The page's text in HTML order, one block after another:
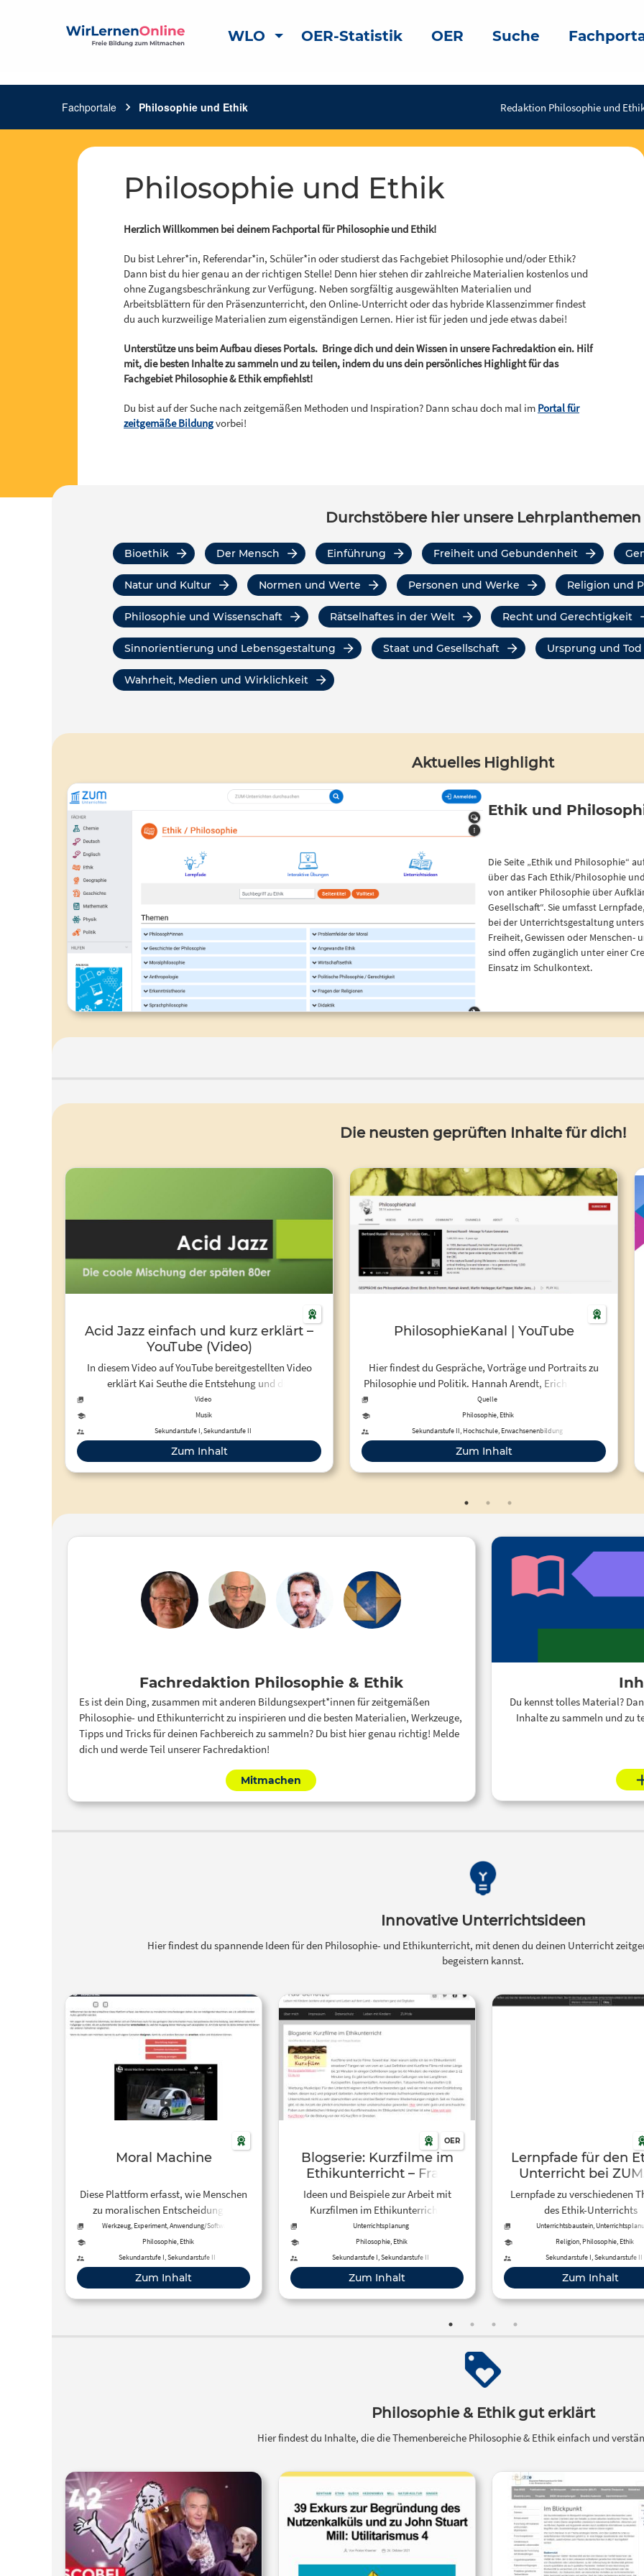
WLO OER-Statistik OER Suche
Fachportale chevron_right Philosophie und Ethik Redaktion Philosophie und
Philosophie und Ethik
Herzlich Willkommen bei deinem Fachportal für Philosophie und Ethik!
Du bist Lehrer*in, Referendar*in, Schüler*in oder studierst das Fachgebiet Philosophie und/oder Ethik?
Dann bist du hier genau an der richtigen Stelle! Denn hier stehen dir zahlreiche Materialien kostenlos und
ohne Zugangsbeschränkung zur Verfügung. Neben sorgfältig ausgewählten Materialien und
Arbeitsblättern für den Präsenzunterricht, den Online-Unterricht oder das hybride Klassenzimmer findest
du auch kurzweilige Materialien zum eigenständigen Lernen. Hier ist für jeden und jede etwas dabei!
Unterstütze uns beim Aufbau dieses Portals. Bringe dich und dein Wissen in unsere Fachredaktion ein. Hilf
mit, die besten Inhalte zu sammeln und zu teilen, indem du uns dein persönliches Highlight für das
Fachgebiet Philosophie & Ethik empfiehlst!
Du bist auf der Suche nach zeitgemäßen Methoden und Inspiration? Dann schau doch mal im Portal für
zeitgemäße Bildungvorbei!
Durchstöbere hier unsere Lehrplanthemen
Bioethik Der Mensch Einführung Freiheit und Gebundenheit
Natur und Kultur Normen und Werte Personen und Werke Religion und
Philosophie und Wissenschaft Rätselhaftes in der Welt Recht und Gerechtigkeit
Sinnorientierung und Lebensgestaltung Staat und Gesellschaft Ursprung und Tod
Wahrheit, Medien und Wirklichkeit
Aktuelles Highlight
Ethik und
Die Seite „Ethik und Philosophie“
über das Fach Ethik/Philosophie
von antiker Philosophie über
Gesellschaft“. Sie umfasst
bei der Unterrichtsgestaltung
Freiheit, Gewissen oder
sind offen zugänglich unter einer
Einsatz im Schulkontext.
Die neusten geprüften Inhalte für dich!
Acid Jazz einfach und kurz erklärt –
YouTube (Video)
In diesem Video auf YouTube bereitgestellten Video
erklärt Kai Seuthe die Entstehung und die
Besonderheiten des “Acid Jazz”.
Video
Musik
Sekundarstufe I, Sekundarstufe II
Zum Inhalt
PhilosophieKanal | YouTube
Hier findest du Gespräche, Vorträge und Portraits zu
Philosophie und Politik. Hannah Arendt, Erich Fromm,
Ernst Bloch, Hans-Georg Gadamer, Walter Benjamin,
Karl Jaspers, Martin Heidegger, Karl Popper, Rudi
Dutschke u.v.m.
Quelle
Philosophie, Ethik
Sekundarstufe II, Hochschule, Erwachsenenbildung
Zum Inhalt
Fachredaktion Philosophie & Ethik
Es ist dein Ding, zusammen mit anderen Bildungsexpert*innen für zeitgemäßen
Philosophie- und Ethikunterricht zu inspirieren und die besten Materialien, Werkzeuge,
Tipps und Tricks für deinen Fachbereich zu sammeln? Du bist hier genau richtig! Melde
dich und werde Teil unserer Fachredaktion!
Mitmachen
Du kennst tolles Material?
Inhalte zu sammeln und zu
Innovative Unterrichtsideen
Hier findest du spannende Ideen für den Philosophie- und Ethikunterricht, mit denen du deinen Unterricht
begeistern kannst.
Moral Machine
Diese Plattform erfasst, wie Menschen
zu moralischen Entscheidungen
stehen, die von intelligenten
Maschinen, wie z. B. selbstfahrenden
Autos, getroffen werden.
Werkzeug, Experiment, Anwendung/Software
Philosophie, Ethik
Sekundarstufe I, Sekundarstufe II
Zum Inhalt
OER
Blogserie: Kurzfilme im
Ethikunterricht – Frau
Schütze
Ideen und Beispiele zur Arbeit mit
Kurzfilmen im Ethikunterricht.
Unterrichtsplanung
Philosophie, Ethik
Sekundarstufe I, Sekundarstufe II
Zum Inhalt
Lernpfade für den
Unterricht bei
Lernpfade zu verschiedenen
des Ethik-Unterrichts
Unterrichtsbaustein,
Religion, Philosophie, Ethik
Sekundarstufe I, Sekundarstufe II
Zum Inhalt
Philosophie & Ethik gut erklärt
Hier findest du Inhalte, die die Themenbereiche Philosophie & Ethik einfach und